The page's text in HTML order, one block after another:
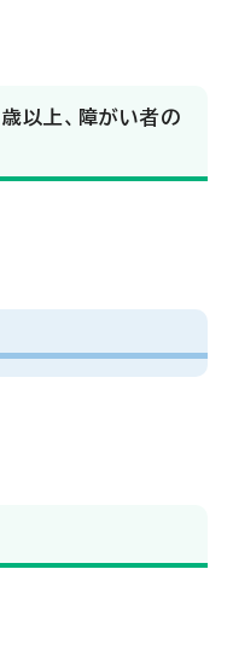
以上、障がい者の